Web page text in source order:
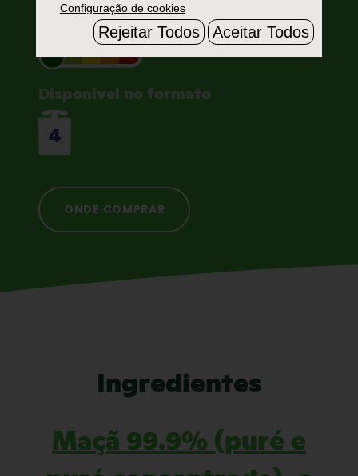
Disponível no formato
4
ONDE COMPRAR
Ingredientes
Maçã 99.9% (puré e
Configuração de cookies
Rejeitar Todos Aceitar Todos